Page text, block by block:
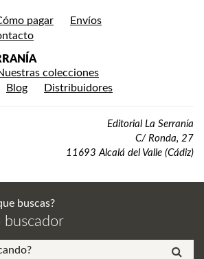
pagar
Envíos
colecciones
Blog Distribuidores
Editorial La Serranía
C/ Ronda, 27
11693 Alcalá del Valle (Cádiz)
buscas?
buscador